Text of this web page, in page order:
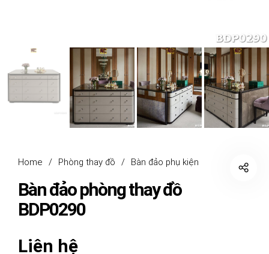
Home / Phòng thay đồ / Bàn đảo phụ kiện
Bàn đảo phòng thay đồ
BDP0290
Liên hệ